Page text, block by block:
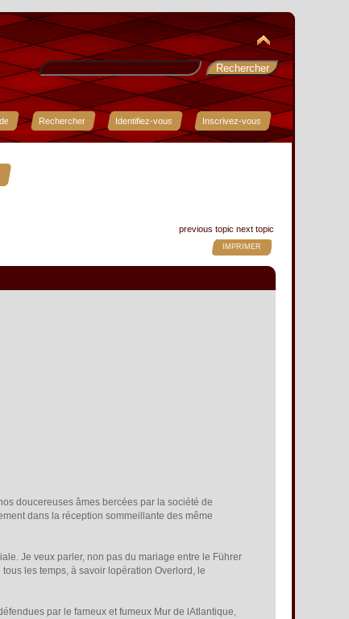
Rechercher Identifiez-vous Inscrivez-vous
»
previous topic next topic
IMPRIMER
doucereuses âmes bercées par la société de
dans la réception sommeillante des même
Je veux parler, non pas du mariage entre le Führer
les temps, à savoir lopération Overlord, le
par le fameux et fumeux Mur de lAtlantique,